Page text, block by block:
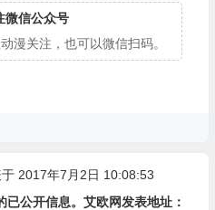
微信公众号
漫关注，也可以微信扫码。
2017年7月2日 10:08:53
已公开信息。艾欧网发表地址：